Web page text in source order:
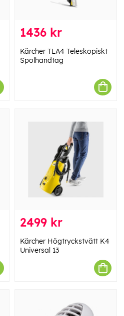
1436 kr
Kärcher TLA4 Teleskopiskt
Spolhandtag
2499 kr
Kärcher Högtryckstvätt K4
Universal 13